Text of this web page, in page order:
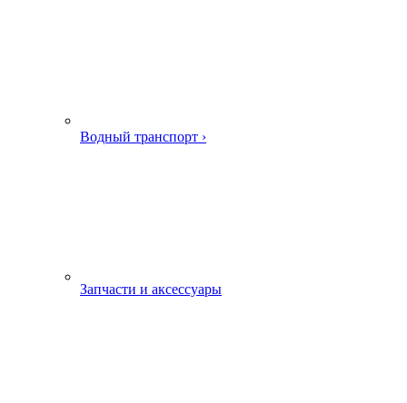
Водный транспорт ›
Запчасти и аксессуары